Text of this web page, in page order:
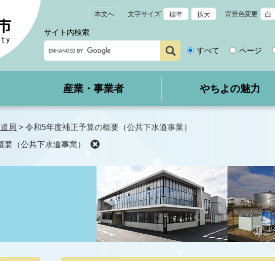
本文へ 文字サイズ 標準 拡大 背景色変更 白
サイト内検索
すべて ページ
産業・事業者 やちよの魅力
道局 > 令和5年度補正予算の概要（公共下水道事業）
（公共下水道事業）